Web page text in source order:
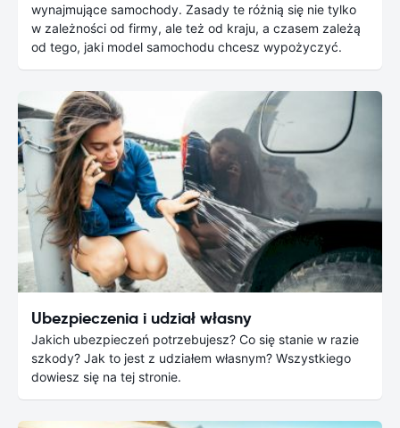
wynajmujące samochody. Zasady te różnią się nie tylko
w zależności od firmy, ale też od kraju, a czasem zależą
od tego, jaki model samochodu chcesz wypożyczyć.
Ubezpieczenia i udział własny
Jakich ubezpieczeń potrzebujesz? Co się stanie w razie
szkody? Jak to jest z udziałem własnym? Wszystkiego
dowiesz się na tej stronie.